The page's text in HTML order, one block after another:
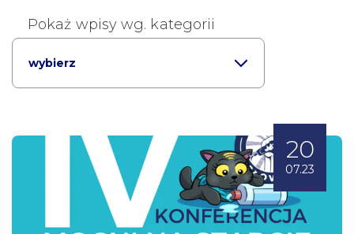
Pokaż wpisy wg. kategorii
wybierz
20
07.23